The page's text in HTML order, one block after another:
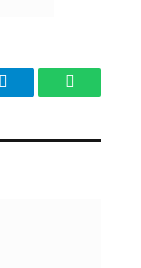
TelegramWhatsApp